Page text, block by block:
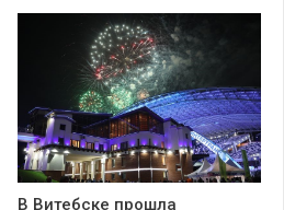
В Витебске прошла